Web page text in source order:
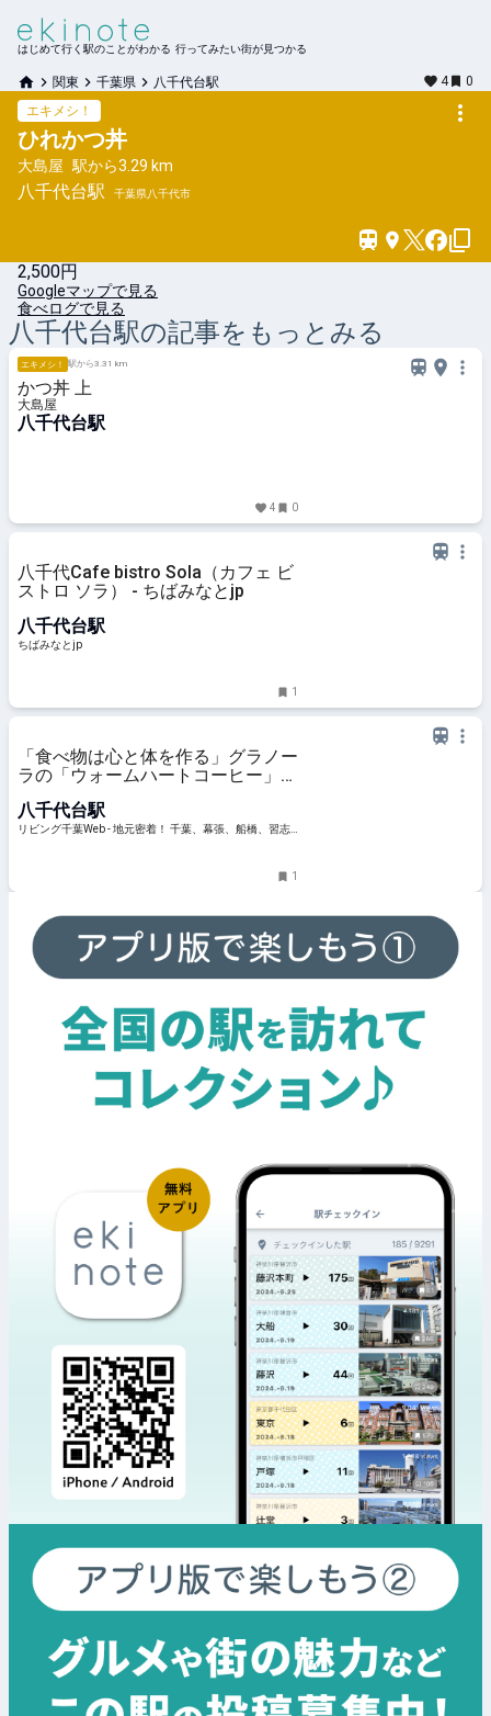
はじめて行く駅のことがわかる 行ってみたい街が見つかる
関東 千葉県 八千代台駅 4
0
エキメシ！
ひれかつ丼
大島屋 駅から3.29 km
八千代台駅 千葉県八千代市
2,500円
Googleマップで見る
食べログで見る
八千代台駅の記事をもっとみる
エキメシ！ 駅から3.31 km
かつ丼 上
大島屋
八千代台駅
4 0
八千代Cafe bistro Sola（カフェ ビ
ストロ ソラ） - ちばみなとjp
八千代台駅
ちばみなとjp
1
「食べ物は心と体を作る」グラノー
ラの「ウォームハートコーヒー」＠
八千代台駅
リビング千葉Web - 地元密着！ 千葉、幕張、船橋、習志
1